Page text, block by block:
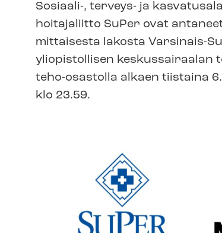
Sosiaali-, terveys- ja
hoi­ta­ja­liit­to SuPer ovat
mittaisesta lakosta Varsinais-
yliopistollisen keskussairaalan
teho-osastolla alkaen tiistaina
klo 23.59.